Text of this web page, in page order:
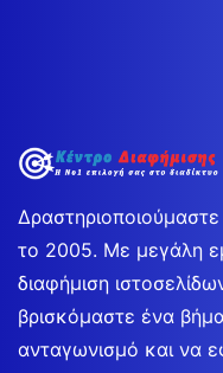
το 2005. Με μεγάλη
διαφήμιση
βρισκόμαστε ένα
ανταγωνισμό και να